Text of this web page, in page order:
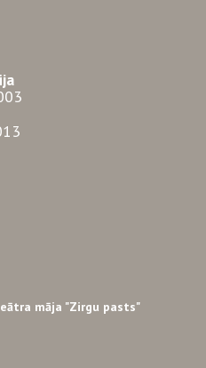
māja "Zirgu pasts"